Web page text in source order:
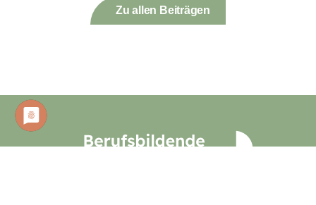
Zu allen Beiträgen